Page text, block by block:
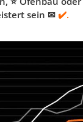
sein ✉ ✔️.